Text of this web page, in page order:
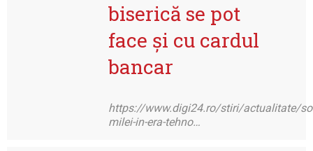
biserică se pot
face și cu cardul
bancar
https://www.digi24.ro/stiri/actualitate/
milei-in-era-tehno…